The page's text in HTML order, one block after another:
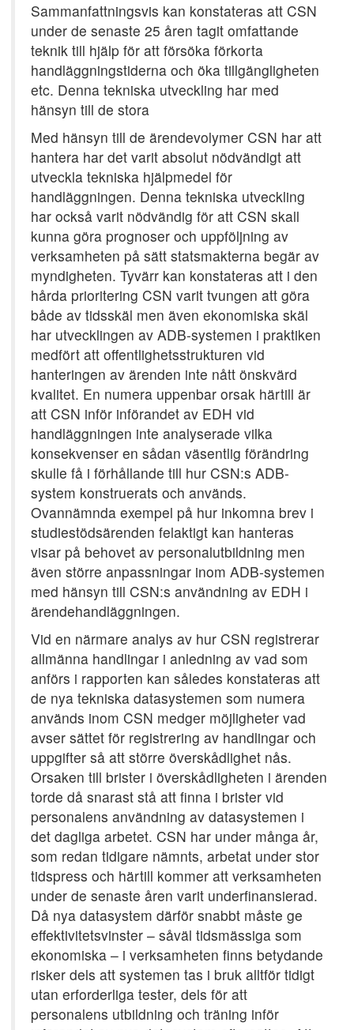
Sammanfattningsvis kan konstateras att CSN
under de senaste 25 åren tagit omfattande
teknik till hjälp för att försöka förkorta
handläggningstiderna och öka tillgängligheten
etc. Denna tekniska utveckling har med
hänsyn till de stora
Med hänsyn till de ärendevolymer CSN har att
hantera har det varit absolut nödvändigt att
utveckla tekniska hjälpmedel för
handläggningen. Denna tekniska utveckling
har också varit nödvändig för att CSN skall
kunna göra prognoser och uppföljning av
verksamheten på sätt statsmakterna begär av
myndigheten. Tyvärr kan konstateras att i den
hårda prioritering CSN varit tvungen att göra
både av tidsskäl men även ekonomiska skäl
har utvecklingen av ADB-systemen i praktiken
medfört att offentlighetsstrukturen vid
hanteringen av ärenden inte nått önskvärd
kvalitet. En numera uppenbar orsak härtill är
att CSN inför införandet av EDH vid
handläggningen inte analyserade vilka
konsekvenser en sådan väsentlig förändring
skulle få i förhållande till hur CSN:s ADB-
system konstruerats och används.
Ovannämnda exempel på hur inkomna brev i
studiestödsärenden felaktigt kan hanteras
visar på behovet av personalutbildning men
även större anpassningar inom ADB-systemen
med hänsyn till CSN:s användning av EDH i
ärendehandläggningen.
Vid en närmare analys av hur CSN registrerar
allmänna handlingar i anledning av vad som
anförs i rapporten kan således konstateras att
de nya tekniska datasystemen som numera
används inom CSN medger möjligheter vad
avser sättet för registrering av handlingar och
uppgifter så att större överskådlighet nås.
Orsaken till brister i överskådligheten i ärenden
torde då snarast stå att finna i brister vid
personalens användning av datasystemen i
det dagliga arbetet. CSN har under många år,
som redan tidigare nämnts, arbetat under stor
tidspress och härtill kommer att verksamheten
under de senaste åren varit underfinansierad.
Då nya datasystem därför snabbt måste ge
effektivitetsvinster – såväl tidsmässiga som
ekonomiska – i verksamheten finns betydande
risker dels att systemen tas i bruk alltför tidigt
utan erforderliga tester, dels för att
personalens utbildning och träning inför